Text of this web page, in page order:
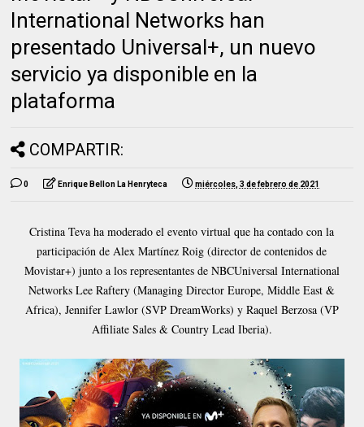
International Networks han
presentado Universal+, un nuevo
servicio ya disponible en la
plataforma
COMPARTIR:
0 Enrique Bellon La Henryteca miércoles, 3 de febrero de 2021
Cristina Teva ha moderado el evento virtual que ha contado con la
participación de Alex Martínez Roig (director de contenidos de
Movistar+) junto a los representantes de NBCUniversal International
Networks Lee Raftery (Managing Director Europe, Middle East &
Africa), Jennifer Lawlor (SVP DreamWorks) y Raquel Berzosa (VP
Affiliate Sales & Country Lead Iberia).